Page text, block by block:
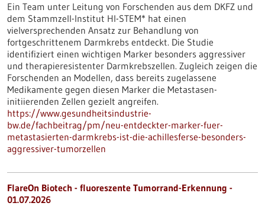
Ein Team unter Leitung von Forschenden aus dem DKFZ und
dem Stammzell-Institut HI-STEM* hat einen
vielversprechenden Ansatz zur Behandlung von
fortgeschrittenem Darmkrebs entdeckt. Die Studie
identifiziert einen wichtigen Marker besonders aggressiver
und therapieresistenter Darmkrebszellen. Zugleich zeigen die
Forschenden an Modellen, dass bereits zugelassene
Medikamente gegen diesen Marker die Metastasen-
initiierenden Zellen gezielt angreifen.
https://www.gesundheitsindustrie-
bw.de/fachbeitrag/pm/neu-entdeckter-marker-fuer-
metastasierten-darmkrebs-ist-die-achillesferse-besonders-
aggressiver-tumorzellen
FlareOn Biotech - fluoreszente Tumorrand-Erkennung -
01.07.2026